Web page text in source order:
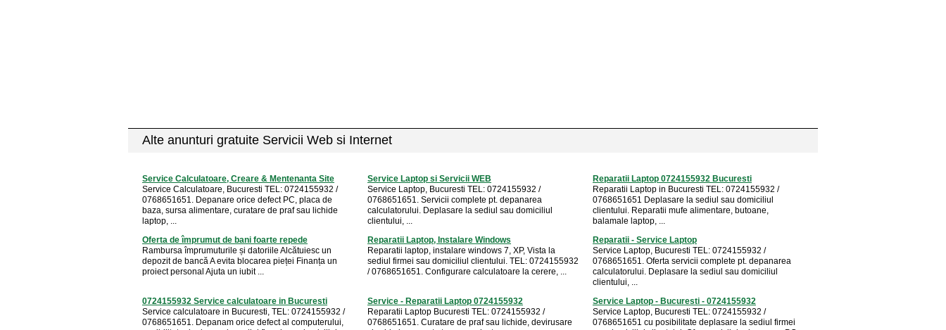
Alte anunturi gratuite Servicii Web si Internet
Service Calculatoare, Creare & Mentenanta Site
Service Calculatoare, Bucuresti TEL: 0724155932 /
0768651651. Depanare orice defect PC, placa de
baza, sursa alimentare, curatare de praf sau lichide
laptop, ...
Service Laptop si Servicii WEB
Service Laptop, Bucuresti TEL: 0724155932 /
0768651651. Servicii complete pt. depanarea
calculatorului. Deplasare la sediul sau domiciliul
clientului, ...
Reparatii Laptop 0724155932 Bucuresti
Reparatii Laptop in Bucuresti TEL: 0724155932 /
0768651651 Deplasare la sediul sau domiciliul
clientului. Reparatii mufe alimentare, butoane,
balamale laptop, ...
Oferta de împrumut de bani foarte repede
Rambursa împrumuturile și datoriile Alcătuiesc un
depozit de bancă A evita blocarea pieței Finanța un
proiect personal Ajuta un iubit ...
Reparatii Laptop, Instalare Windows
Reparatii laptop, instalare windows 7, XP, Vista la
sediul firmei sau domiciliul clientului. TEL: 0724155932
/ 0768651651. Configurare calculatoare la cerere, ...
Reparatii - Service Laptop
Service Laptop, Bucuresti TEL: 0724155932 /
0768651651. Oferta servicii complete pt. depanarea
calculatorului. Deplasare la sediul sau domiciliul
clientului, ...
0724155932 Service calculatoare in Bucuresti
Service calculatoare in Bucuresti, TEL: 0724155932 /
0768651651. Depanam orice defect al computerului,
Service - Reparatii Laptop 0724155932
Reparatii Laptop Bucuresti TEL: 0724155932 /
0768651651. Curatare de praf sau lichide, devirusare
Service Laptop - Bucuresti - 0724155932
Service Laptop, Bucuresti TEL: 0724155932 /
0768651651 cu posibilitate deplasare la sediul firmei